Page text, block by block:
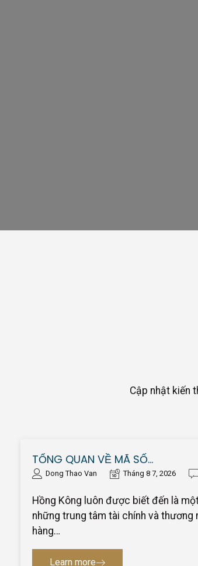
Cập nhật kiến
TỔNG QUAN VỀ MÃ SỐ…
Dong Thao Van Tháng 8 7, 2026
Hồng Kông luôn được biết đến là
những trung tâm tài chính và thương
hàng…
Learn more